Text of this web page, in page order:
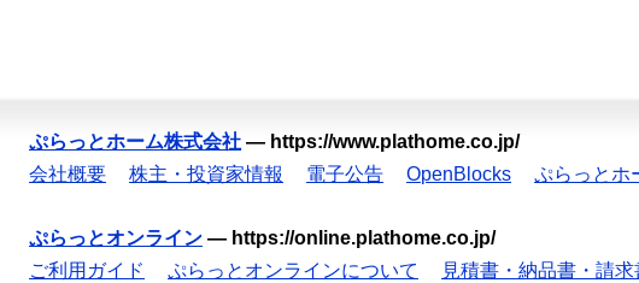
ぷらっとホーム株式会社 — https://www.plathome.co.jp/
会社概要
株主・投資家情報 電子公告 OpenBlocks ぷらっとホ
ぷらっとオンライン — https://online.plathome.co.jp/
ご利用ガイド
ぷらっとオンラインについて 見積書・納品書・請